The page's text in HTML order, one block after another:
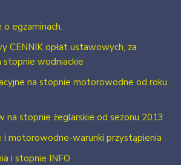
egzaminach.
CENNIK opłat ustawowych, za
wodniackie
na stopnie motorowodne od roku
na stopnie żeglarskie od sezonu 2013
i motorowodne-warunki przystąpienia
i stopnie INFO